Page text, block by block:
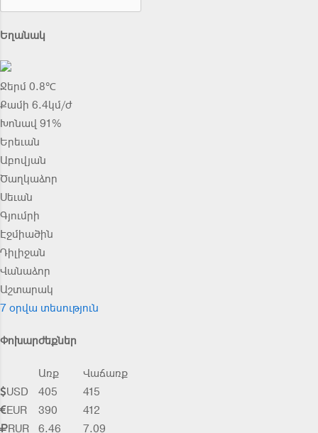
Եղանակ
Ջերմ 0.8℃
Քամի 6.4կմ/ժ
Խոնավ 91%
Երեւան
Աբովյան
Ծաղկաձոր
Սեւան
Գյումրի
Էջմիածին
Դիլիջան
Վանաձոր
Աշտարակ
7 օրվա տեսություն
Փոխարժեքներ
Առք
Վաճառք
USD
405
415
EUR
390
412
RUR
6.46 7.09